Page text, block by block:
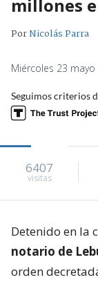
millones
PorNicolás Parra
Miércoles 23
Seguimos criterios
6407
visitas
Detenido en la
notario de
orden